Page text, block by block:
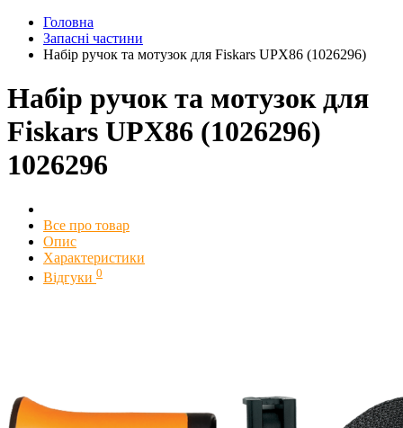
Головна
Запасні частини
Набір ручок та мотузок для Fiskars UPX86 (1026296)
Набір ручок та мотузок для
Fiskars UPX86 (1026296)
1026296
Все про товар
Опис
Характеристики
Відгуки 0